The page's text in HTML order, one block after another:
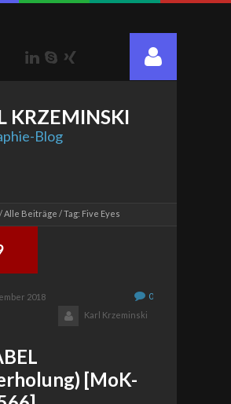
LinkedIn
Skype
KRZEMINSKI
Blog
Alle Beiträge Tag: Five Eyes
2018
0
Karl Krzeminski
[MoK-